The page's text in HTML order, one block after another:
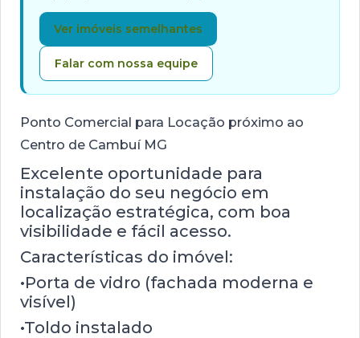
Ver imóveis semelhantes
Falar com nossa equipe
Ponto Comercial para Locação próximo ao
Centro de Cambuí MG
Excelente oportunidade para
instalação do seu negócio em
localização estratégica, com boa
visibilidade e fácil acesso.
Características do imóvel:
•Porta de vidro (fachada moderna e
visível)
•Toldo instalado